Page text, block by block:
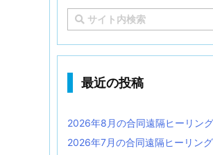
最近の投稿
2026年8月の合同遠隔ヒーリング
2026年7月の合同遠隔ヒーリング